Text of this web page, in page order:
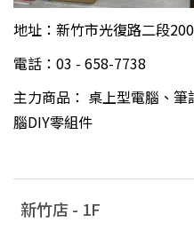
地址：新竹市光復路二段
電話：03 - 658-7738
主力商品： 桌上型電腦、
腦DIY零組件
新竹店 - 1F